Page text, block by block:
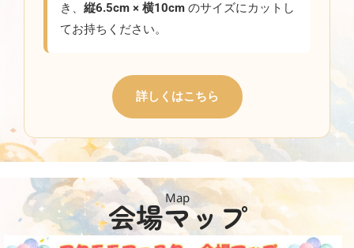
き、 縦6.5cm × 横10cm のサイズにカットし
てお持ちください。
詳しくはこちら
Map
会場マップ